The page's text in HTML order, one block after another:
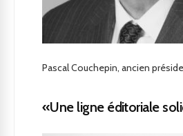
Pascal Couchepin, ancien
«Une ligne éditoriale